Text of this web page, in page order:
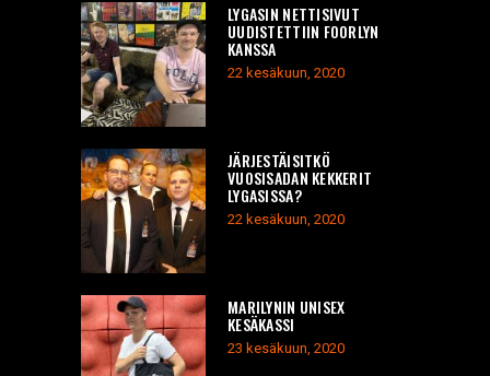
LYGASIN NETTISIVUT
UUDISTETTIIN FOORLYN
KANSSA
22 kesäkuun, 2020
JÄRJESTÄISITKÖ
VUOSISADAN KEKKERIT
LYGASISSA?
22 kesäkuun, 2020
MARILYNIN UNISEX
KESÄKASSI
23 kesäkuun, 2020